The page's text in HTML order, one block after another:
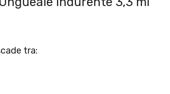
tra: